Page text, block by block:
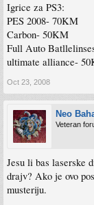
Igrice za PS3:
PES 2008- 70KM
Carbon- 50KM
Full Auto
ultimate alliance-
Oct 23, 2008
Neo
Veteran
Jesu li bas laserske
drajv? Ako je ovo
musteriju.